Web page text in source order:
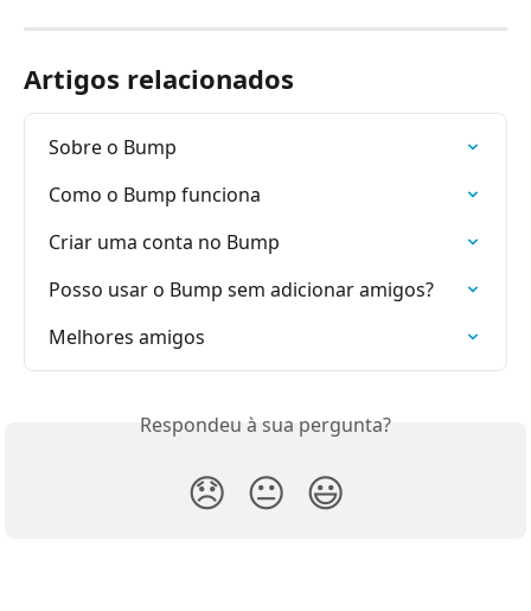
Artigos relacionados
Sobre o Bump
Como o Bump funciona
Criar uma conta no Bump
Posso usar o Bump sem adicionar amigos?
Melhores amigos
Respondeu à sua pergunta?
😞 😐 😃